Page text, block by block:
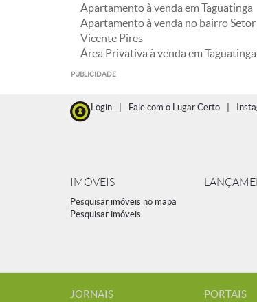
Apartamento à venda em Taguatinga
Apartamento à venda no bairro
Vicente Pires
Área Privativa à venda em Taguatinga
PUBLICIDADE
Login Fale com o Lugar Certo
IMÓVEIS
Pesquisar imóveis no mapa
Pesquisar imóveis
JORNAIS PORTAIS